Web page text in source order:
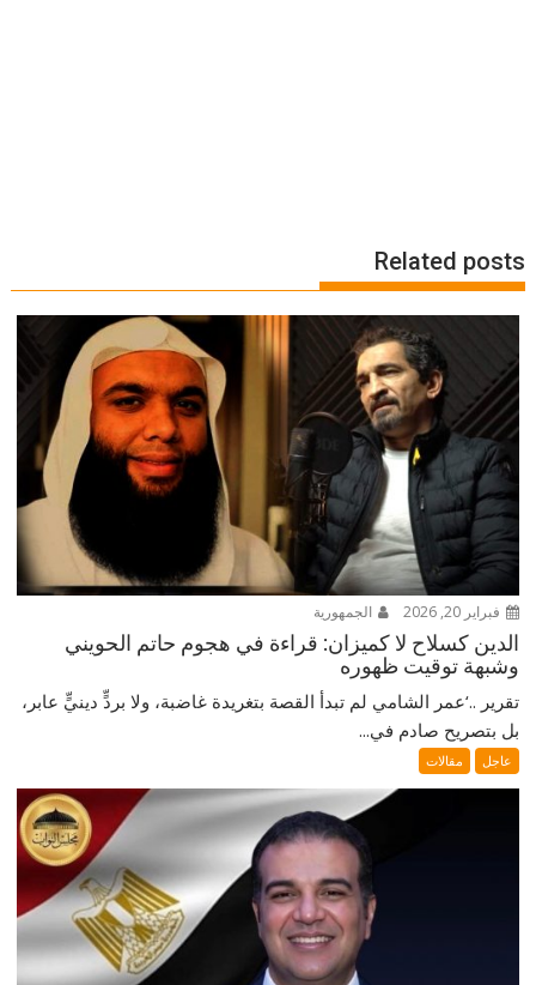
Related posts
فبراير 20, 2026 الجمهورية
الدين كسلاح لا كميزان: قراءة في هجوم حاتم الحويني
وشبهة توقيت ظهوره
تقرير ..‘عمر الشامي لم تبدأ القصة بتغريدة غاضبة، ولا بردٍّ دينيٍّ عابر،
بل بتصريح صادم في...
عاجل مقالات